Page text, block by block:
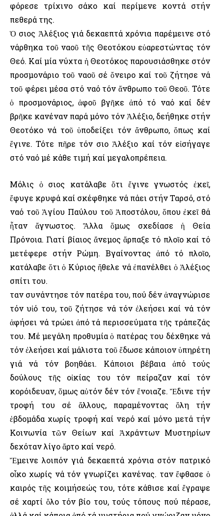
φόρεσε τρίχινο σάκο καί περίμενε κοντά στήν
πεθερά της.
Ὁ Ὅσιος Ἀλέξιος γιά δεκαεπτά χρόνια παρέμεινε στό
νάρθηκα τοῦ ναοῦ τῆς Θεοτόκου εὐαρεστώντας τόν
Θεό. Καί μία νύχτα ἡ Θεοτόκος παρουσιάσθηκε στόν
προσμονάριο τοῦ ναοῦ σέ ὄνειρο καί τοῦ ζήτησε νά
τοῦ φέρει μέσα στό ναό τόν ἄνθρωπο τοῦ Θεοῦ. Τότε
ὁ προσμονάριος, ἀφοῦ βγῆκε ἀπό τό ναό καί δέν
βρῆκε κανέναν παρά μόνο τόν Ἀλέξιο, δεήθηκε στήν
Θεοτόκο νά τοῦ ὑποδείξει τόν ἄνθρωπο, ὅπως καί
ἔγινε. Τότε πῆρε τόν Ὅσιο Ἀλέξιο καί τόν εἰσήγαγε
στό ναό μέ κάθε τιμή καί μεγαλοπρέπεια.
Μόλις ὁ Ὅσιος κατάλαβε ὅτι ἔγινε γνωστός ἐκεῖ,
ἔφυγε κρυφά καί σκέφθηκε νά πάει στήν Ταρσό, στό
ναό τοῦ Ἁγίου Παύλου τοῦ Ἀποστόλου, ὅπου ἐκεῖ θά
ἦταν ἄγνωστος. Ἄλλα ὅμως σχεδίασε ἡ Θεία
Πρόνοια. Γιατί βίαιος ἄνεμος ἅρπαξε τό πλοῖο καί τό
μετέφερε στήν Ρώμη. Βγαίνοντας ἀπό τό πλοῖο,
κατάλαβε ὅτι ὁ Κύριος ἤθελε νά ἐπανέλθει ὁ Ἀλέξιος
σπίτι του.
Ὅταν συνάντησε τόν πατέρα του, πού δέν ἀναγνώρισε
τόν υἱό του, τοῦ ζήτησε νά τόν ἐλεήσει καί νά τόν
ἀφήσει νά τρώει ἀπό τά περισσεύματα τῆς τράπεζάς
του. Μέ μεγάλη προθυμία ὁ πατέρας του δέχθηκε νά
τόν ἐλεήσει καί μάλιστα τοῦ ἔδωσε κάποιον ὑπηρέτη
γιά νά τόν βοηθάει. Κάποιοι βέβαια ἀπό τούς
δούλους τῆς οἰκίας του τόν πείραζαν καί τόν
κορόιδευαν, ὅμως αὐτόν δέν τόν ἔνοιαζε. Ἔδινε τήν
τροφή του σέ ἄλλους, παραμένοντας ὅλη τήν
ἑβδομάδα χωρίς τροφή καί νερό καί μόνο μετά τήν
Κοινωνία τῶν Θείων καί Ἀχράντων Μυστηρίων
δεχόταν λίγο ἄρτο καί νερό.
Ἔμεινε λοιπόν γιά δεκαεπτά χρόνια στόν πατρικό
οἶκο χωρίς νά τόν γνωρίζει κανένας. Ὅταν ἔφθασε ὁ
καιρός τῆς κοιμήσεώς του, τότε κάθισε καί ἔγραψε
σέ χαρτί ὅλο τόν βίο του, τούς τόπους πού πέρασε,